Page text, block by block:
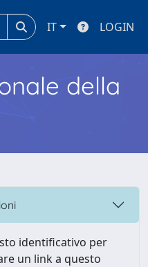
IT LOGIN
della
identificativo per
un link a questo